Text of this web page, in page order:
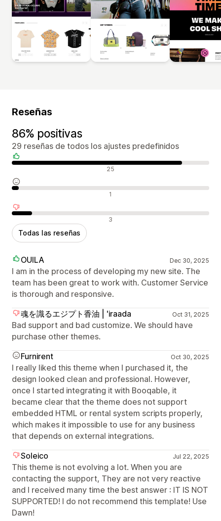
Reseñas
86% positivas
29 reseñas de todos los ajustes predefinidos
Reseñas positivas 25
Reseñas neutras 1
Reseñas negativas 3
Todas las reseñas
OUILA Dec 30, 2025
I am in the process of developing my new site. The
team has been great to work with. Customer Service
is thorough and responsive.
魂を識るエジプト香油 | 'iraada
Oct 31, 2025
Bad support and bad customize. We should have
purchase other themes.
Furnirent
Oct 30, 2025
I really liked this theme when I purchased it, the
design looked clean and professional. However,
once I started integrating it with Booqable, it
became clear that the theme does not support
embedded HTML or rental system scripts properly,
which makes it impossible to use for any business
that depends on external integrations.
Soleico
Jul 22, 2025
This theme is not evolving a lot. When you are
contacting the support, They are not very reactive
and I received many time the best answer : IT IS NOT
SUPPORTED! I do not recommend this template! Use
Dawn!